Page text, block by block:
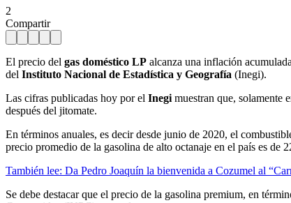
2
Compartir
El precio del gas doméstico LP alcanza una inflación
del Instituto Nacional de Estadística y Geografía (Inegi).
Las cifras publicadas hoy por el Inegi muestran que, solamente
después del jitomate.
En términos anuales, es decir desde junio de 2020, el
precio promedio de la gasolina de alto octanaje en el país es
También lee: Da Pedro Joaquín la bienvenida a Cozumel al
Se debe destacar que el precio de la gasolina premium, en